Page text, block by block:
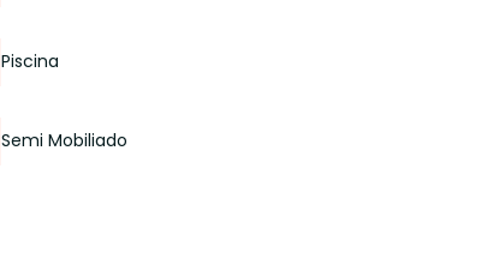
Piscina
Semi Mobiliado